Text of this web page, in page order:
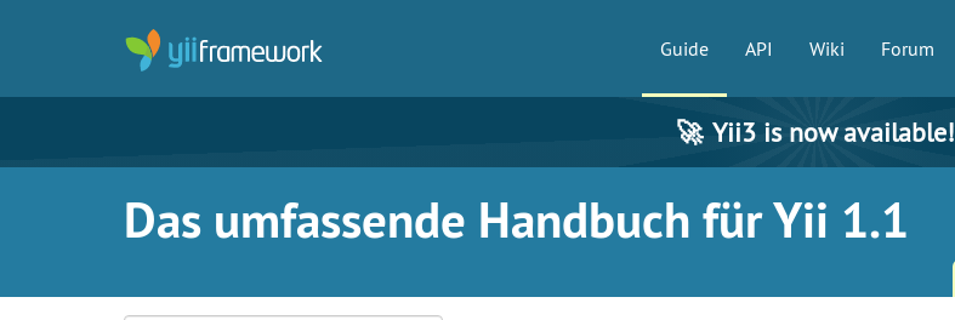
Guide API Wiki Forum
🚀 Yii3 is now available!
Das umfassende Handbuch für Yii 1.1